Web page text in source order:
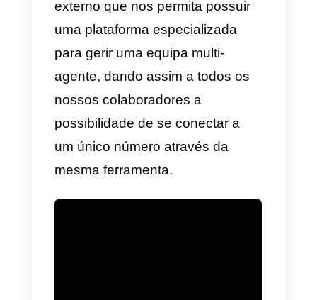
partir do mesmo número
WhatsApp. Incrível, não é?
Agora, a pergunta mais
importante é: como podemos
obter o WhatsApp multi-agente
numa altura em que a aplicação
não oferece esta funcionalidade?